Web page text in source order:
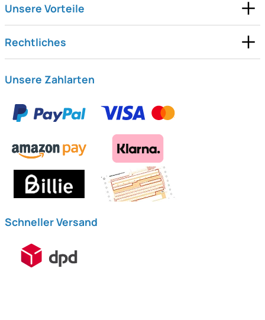
Unsere Vorteile
Rechtliches
Unsere Zahlarten
Schneller Versand